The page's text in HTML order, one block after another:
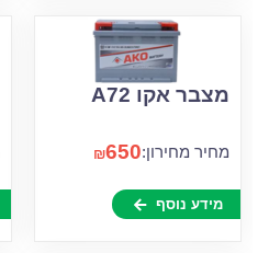
מצבר אקו A72
מחיר מחירון: ₪650
מידע נוסף